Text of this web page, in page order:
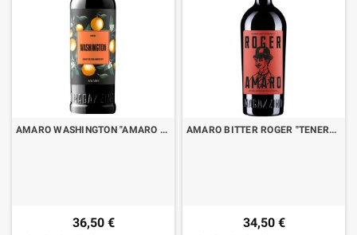
AMARO WASHINGTON "AMARO DI ARANCE ED ERBE AMARICANTI" CL.70
36,50 €
AMARO BITTER ROGER "TENERE SOTTO BANCO" CL.70
34,50 €